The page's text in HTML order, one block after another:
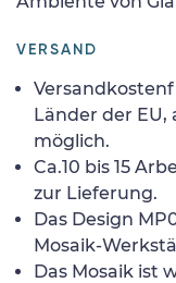
VERSAND
Länder der EU,
möglich.
Ca.10 bis 15
zur Lieferung.
Das Design
Mosaik-
Das Mosaik ist